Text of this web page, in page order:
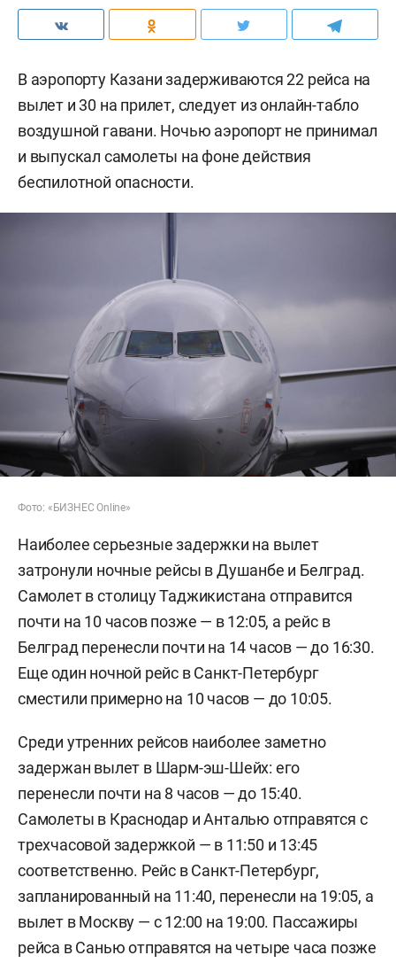
В аэропорту Казани задерживаются 22 рейса на
вылет и 30 на прилет, следует из онлайн-табло
воздушной гавани. Ночью аэропорт не принимал
и выпускал самолеты на фоне действия
беспилотной опасности.
Фото: «БИЗНЕС Online»
Наиболее серьезные задержки на вылет
затронули ночные рейсы в Душанбе и Белград.
Самолет в столицу Таджикистана отправится
почти на 10 часов позже — в 12:05, а рейс в
Белград перенесли почти на 14 часов — до 16:30.
Еще один ночной рейс в Санкт-Петербург
сместили примерно на 10 часов — до 10:05.
Среди утренних рейсов наиболее заметно
задержан вылет в Шарм-эш-Шейх: его
перенесли почти на 8 часов — до 15:40.
Самолеты в Краснодар и Анталью отправятся с
трехчасовой задержкой — в 11:50 и 13:45
соответственно. Рейс в Санкт-Петербург,
запланированный на 11:40, перенесли на 19:05, а
вылет в Москву — с 12:00 на 19:00. Пассажиры
рейса в Санью отправятся на четыре часа позже